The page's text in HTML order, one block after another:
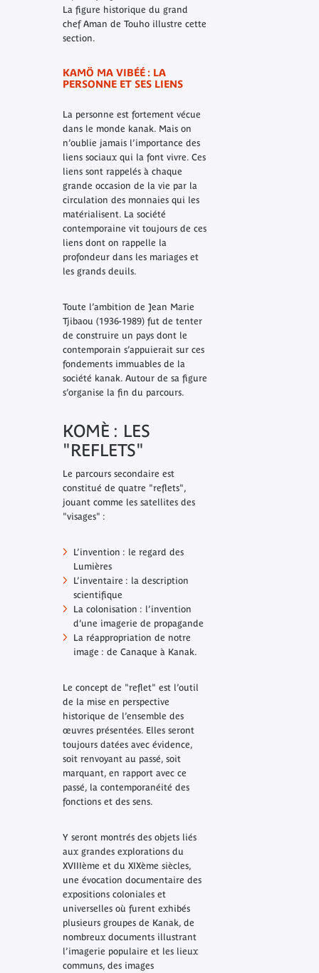
La figure historique du grand
chef Aman de Touho illustre cette
section.
KAMÖ MA VIBÉÉ : LA
PERSONNE ET SES LIENS
La personne est fortement vécue
dans le monde kanak. Mais on
n’oublie jamais l’importance des
liens sociaux qui la font vivre. Ces
liens sont rappelés à chaque
grande occasion de la vie par la
circulation des monnaies qui les
matérialisent. La société
contemporaine vit toujours de ces
liens dont on rappelle la
profondeur dans les mariages et
les grands deuils.
Toute l’ambition de Jean Marie
Tjibaou (1936-1989) fut de tenter
de construire un pays dont le
contemporain s’appuierait sur ces
fondements immuables de la
société kanak. Autour de sa figure
s’organise la fin du parcours.
KOMÈ : LES
"REFLETS"
Le parcours secondaire est
constitué de quatre "reflets",
jouant comme les satellites des
"visages" :
L’invention : le regard des
Lumières
L’inventaire : la description
scientifique
La colonisation : l’invention
d’une imagerie de propagande
La réappropriation de notre
image : de Canaque à Kanak.
Le concept de "reflet" est l’outil
de la mise en perspective
historique de l’ensemble des
œuvres présentées. Elles seront
toujours datées avec évidence,
soit renvoyant au passé, soit
marquant, en rapport avec ce
passé, la contemporanéité des
fonctions et des sens.
Y seront montrés des objets liés
aux grandes explorations du
XVIIIème et du XIXème siècles,
une évocation documentaire des
expositions coloniales et
universelles où furent exhibés
plusieurs groupes de Kanak, de
nombreux documents illustrant
l’imagerie populaire et les lieux
communs, des images